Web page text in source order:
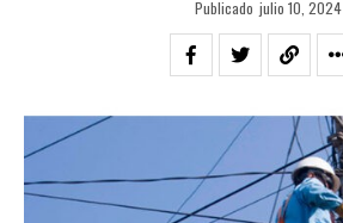
Publicado julio 10, 2024